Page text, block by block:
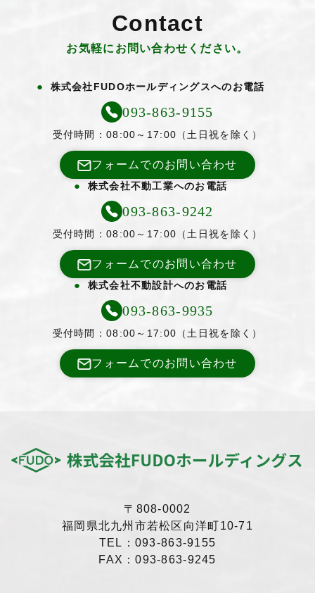
Contact
お気軽にお問い合わせください。
株式会社FUDOホールディングスへのお電話
093-863-9155
受付時間：08:00～17:00（土日祝を除く）
フォームでのお問い合わせ
株式会社不動工業へのお電話
093-863-9242
受付時間：08:00～17:00（土日祝を除く）
フォームでのお問い合わせ
株式会社不動設計へのお電話
093-863-9935
受付時間：08:00～17:00（土日祝を除く）
フォームでのお問い合わせ
〒808-0002
福岡県北九州市若松区向洋町10-71
TEL：093-863-9155
FAX：093-863-9245